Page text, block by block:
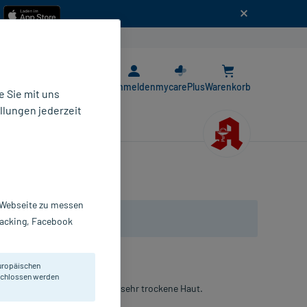
AnmeldenmycarePlusWarenkorb
Für trockene bis sehr trockene Haut.
Sie mit uns
jederzeit
zu messen
Facebook
werden